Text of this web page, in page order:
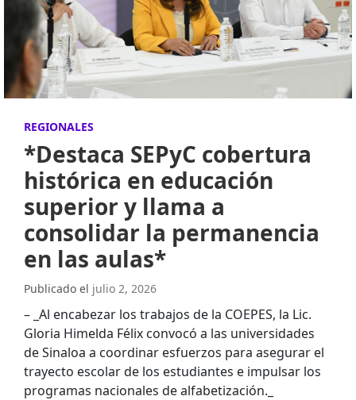
REGIONALES
*Destaca SEPyC cobertura
histórica en educación
superior y llama a
consolidar la permanencia
en las aulas*
Publicado el julio 2, 2026
– _Al encabezar los trabajos de la COEPES, la Lic.
Gloria Himelda Félix convocó a las universidades
de Sinaloa a coordinar esfuerzos para asegurar el
trayecto escolar de los estudiantes e impulsar los
programas nacionales de alfabetización._